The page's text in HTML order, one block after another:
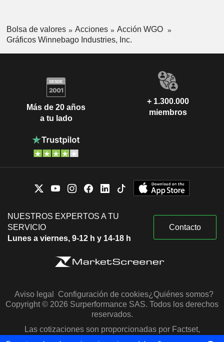
Bolsa de valores Acciones
Acción WGO
Gráficos Winnebago Industries, Inc.
Más de 20 años
a tu lado
+ 1.300.000
miembros
NUESTROS EXPERTOS A TU
SERVICIO
Lunes a viernes, 9-12 h y 14-18 h
Contacto
Aviso legal Configuración de cookies¿Quiénes somos?
Copyright © 2026 Surperformance SAS. Todos los derechos
reservados.
Las cotizaciones son proporcionadas por Factset,
Morningstar y S&P Capital IQ